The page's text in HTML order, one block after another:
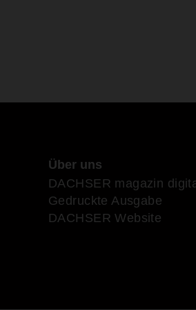
Über uns
DACHSER magazin
Gedruckte Ausgabe
DACHSER Website